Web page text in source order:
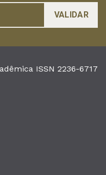
ISSN 2236-6717